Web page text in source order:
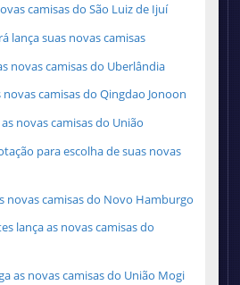
camisas do São Luiz de Ijuí
lança suas novas camisas
novas camisas do Uberlândia
novas camisas do Qingdao Jonoon
novas camisas do União
para escolha de suas novas
novas camisas do Novo Hamburgo
lança as novas camisas do
as novas camisas do União Mogi